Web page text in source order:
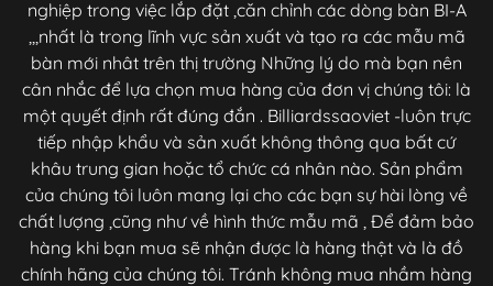
nghiệp trong việc lắp đặt ,căn chỉnh các dòng bàn BI-A
,,,nhất là trong lĩnh vực sản xuất và tạo ra các mẫu mã
bàn mới nhât trên thị trường Những lý do mà bạn nên
cân nhắc để lựa chọn mua hàng của đơn vị chúng tôi: là
một quyết định rất đúng đắn . Billiardssaoviet -luôn trực
tiếp nhập khẩu và sản xuất không thông qua bất cứ
khâu trung gian hoặc tổ chức cá nhân nào. Sản phẩm
của chúng tôi luôn mang lại cho các bạn sự hài lòng về
chất lượng ,cũng như về hình thức mẫu mã , Để đảm bảo
hàng khi bạn mua sẽ nhận được là hàng thật và là đồ
chính hãng của chúng tôi. Tránh không mua nhầm hàng